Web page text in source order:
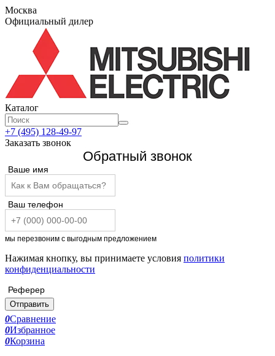
Москва
Официальный дилер
Каталог
+7 (495) 128-49-97
Заказать звонок
Обратный звонок
Ваше имя
Ваш телефон
мы перезвоним с выгодным предложением
Нажимая кнопку, вы принимаете условия политики
конфиденциальности
Реферер
Отправить
0Сравнение
0Избранное
0Корзина